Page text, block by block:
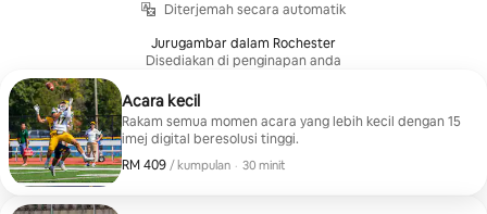
Diterjemah secara automatik
Jurugambar dalam Rochester
Disediakan di penginapan anda
Acara kecil
Rakam semua momen acara yang lebih kecil dengan 15
imej digital beresolusi tinggi.
RM 409 / kumpulan
RM 409, setiap kumpulan
, · 30 minit